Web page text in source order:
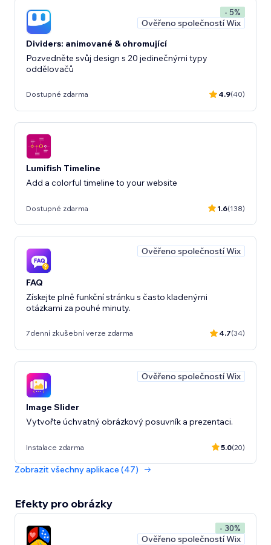
- 5%
Ověřeno společností Wix
Dividers: animované & ohromující
Pozvedněte svůj design s 20 jedinečnými typy
oddělovačů
Dostupné zdarma 4.9(40)
Lumifish Timeline
Add a colorful timeline to your website
Dostupné zdarma 1.6(138)
Ověřeno společností Wix
FAQ
Získejte plně funkční stránku s často kladenými
otázkami za pouhé minuty.
7denní zkušební verze zdarma 4.7(34)
Ověřeno společností Wix
Image Slider
Vytvořte úchvatný obrázkový posuvník a prezentaci.
Instalace zdarma 5.0(20)
Zobrazit všechny aplikace (47)
Efekty pro obrázky
- 30%
Ověřeno společností Wix